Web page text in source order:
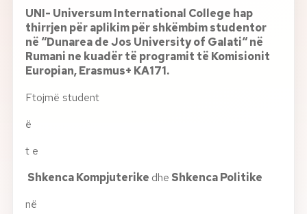
Lajme
Kontakti
GJUHA
AL Apliko
UMS Staff
UMS Students
UNI- Universum International College hap
thirrjen për aplikim për shkëmbim studentor
në “Dunarea de Jos University of Galati“në
Rumani ne kuadër të programit të Komisionit
Europian, Erasmus+ KA171.
Ftojmë student
ë
t e
Shkenca Kompjuterike dhe Shkenca Politike
në